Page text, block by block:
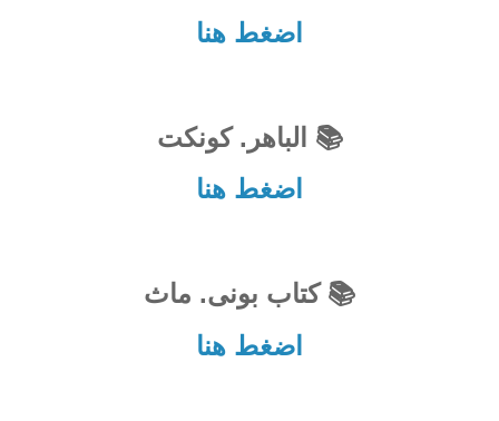
اضغط هنا
📚 الباهر. كونكت
اضغط هنا
📚 كتاب بونى. ماث
اضغط هنا